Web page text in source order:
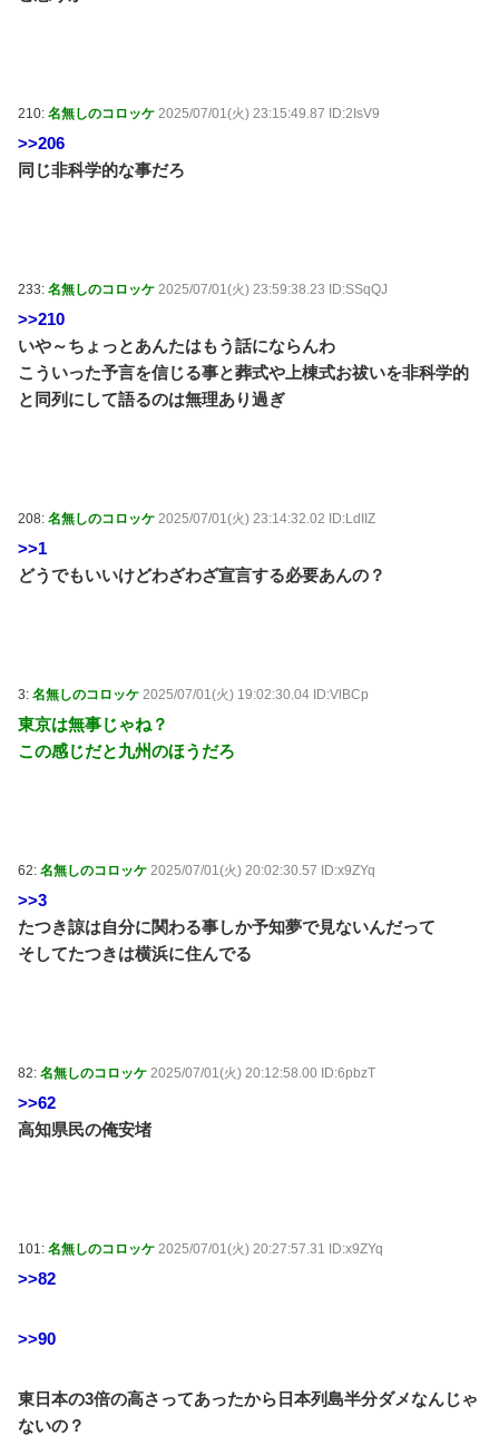
210: 名無しのコロッケ 2025/07/01(火) 23:15:49.87 ID:2IsV9
>>206
同じ非科学的な事だろ
233: 名無しのコロッケ 2025/07/01(火) 23:59:38.23 ID:SSqQJ
>>210
いや～ちょっとあんたはもう話にならんわ
こういった予言を信じる事と葬式や上棟式お祓いを非科学的
と同列にして語るのは無理あり過ぎ
208: 名無しのコロッケ 2025/07/01(火) 23:14:32.02 ID:LdIIZ
>>1
どうでもいいけどわざわざ宣言する必要あんの？
3: 名無しのコロッケ 2025/07/01(火) 19:02:30.04 ID:VlBCp
東京は無事じゃね？
この感じだと九州のほうだろ
62: 名無しのコロッケ 2025/07/01(火) 20:02:30.57 ID:x9ZYq
>>3
たつき諒は自分に関わる事しか予知夢で見ないんだって
そしてたつきは横浜に住んでる
82: 名無しのコロッケ 2025/07/01(火) 20:12:58.00 ID:6pbzT
>>62
高知県民の俺安堵
101: 名無しのコロッケ 2025/07/01(火) 20:27:57.31 ID:x9ZYq
>>82
>>90
東日本の3倍の高さってあったから日本列島半分ダメなんじゃ
ないの？